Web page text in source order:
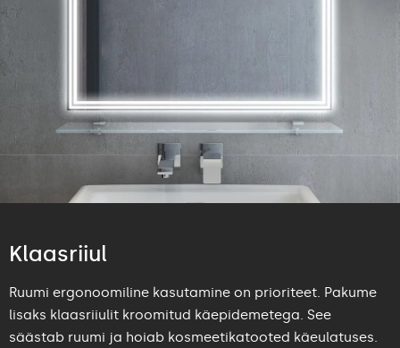
Klaasriiul
Ruumi ergonoomiline kasutamine on prioriteet. Pakume
lisaks klaasriiulit kroomitud käepidemetega. See
säästab ruumi ja hoiab kosmeetikatooted käeulatuses.